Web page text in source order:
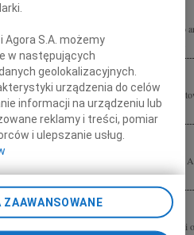
straty żegnam Andrzeja Wajdę wybitnego
składam wyrazy głębokiego współczucia...
drogą Panią Krysię po stracie wspaniałego
Wajdy Ania Arendarska, Julia i Camillo.
współczucia z powodu śmierci Męża
o śmierci Andrzeja Wajdy Żegnaj Mistrzu!
Agora S.A. możemy
w następujących
geolokalizacyjnych.
urządzenia do celów
informacji na urządzeniu lub
reklamy i treści, pomiar
i ulepszanie usług.